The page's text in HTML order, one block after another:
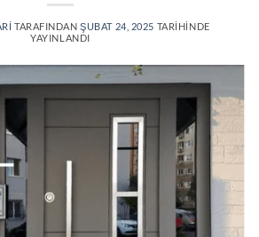
TARAFINDAN ŞUBAT 24, 2025 TARIHINDE
YAYINLANDI